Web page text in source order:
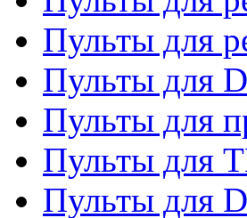
Пульты для
Пульты для
Пульты для
Пульты для
Пульты для